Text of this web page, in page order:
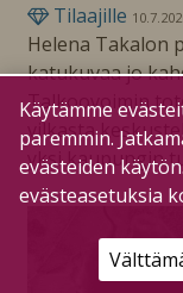
Tilaajille
Helena Takalon
katukuvaa jo
Talkoovoimin
vilkasta
yksi kaupungin
Käytämme
paremmin.
evästeiden
evästeasetuksia